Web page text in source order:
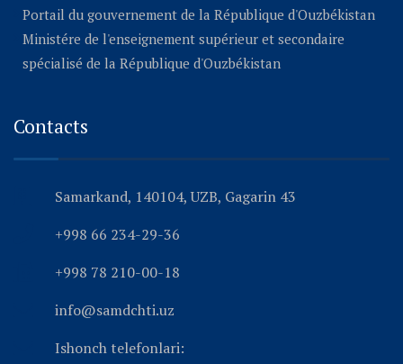
Portail du gouvernement de la République d'Ouzbékistan
Ministére de l'enseignement supérieur et secondaire
spécialisé de la République d'Ouzbékistan
Contacts
Samarkand, 140104, UZB, Gagarin 43
+998 66 234-29-36
+998 78 210-00-18
info@samdchti.uz
Ishonch telefonlari: